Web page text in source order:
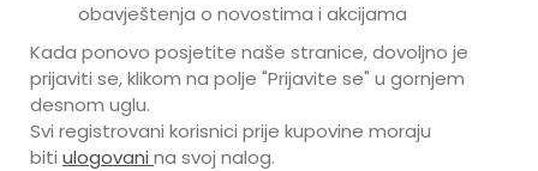
obavještenja o novostima i akcijama
Kada ponovo posjetite naše stranice, dovoljno je
prijaviti se, klikom na polje "Prijavite se" u gornjem
desnom uglu.
Svi registrovani korisnici prije kupovine moraju
biti ulogovani na svoj nalog.